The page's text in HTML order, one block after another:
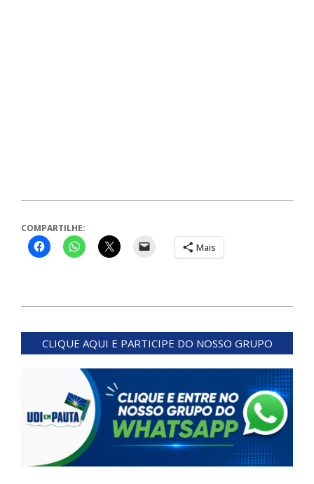
COMPARTILHE:
Mais
05-
CLIQUE AQUI E PARTICIPE DO NOSSO GRUPO